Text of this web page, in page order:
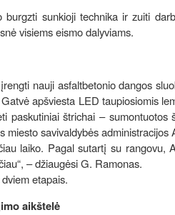
burgzti sunkioji technika ir zuiti
visiems eismo dalyviams.
nauji asfaltbetonio dangos
apšviesta LED taupiosiomis
paskutiniai štrichai –
miesto savivaldybės
laiko. Pagal sutartį su
– džiaugėsi G. Ramonas.
etapais.
aikštelė